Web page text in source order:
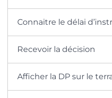
Connaitre le délai
Recevoir la décision
Afficher la DP sur le